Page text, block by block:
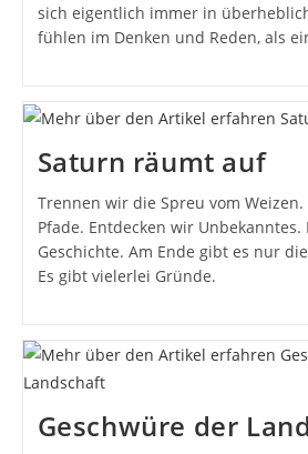
sich eigentlich immer in
fühlen im Denken und Reden, als
Saturn räumt auf
Trennen wir die Spreu vom
Pfade. Entdecken wir
Geschichte. Am Ende gibt es nur
Es gibt vielerlei Gründe.
Geschwüre der